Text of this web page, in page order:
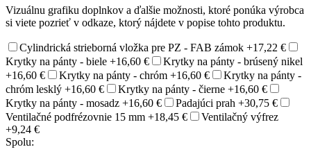
Vizuálnu grafiku doplnkov a ďalšie možnosti, ktoré ponúka výrobca
si viete pozrieť v odkaze, ktorý nájdete v popise tohto produktu.
Cylindrická strieborná vložka pre PZ - FAB zámok +17,22 €
Krytky na pánty - biele +16,60 €
Krytky na pánty - brúsený nikel
+16,60 €
Krytky na pánty - chróm +16,60 €
Krytky na pánty -
chróm lesklý +16,60 € Krytky na pánty - čierne +16,60 €
Krytky na pánty - mosadz +16,60 € Padajúci prah +30,75 €
Ventilačné podfrézovnie 15 mm +18,45 €
Ventilačný výfrez
+9,24 €
Spolu: